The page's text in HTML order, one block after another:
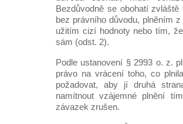
Bezdůvodně se obohatí
bez právního důvodu, plněním
užitím cizí hodnoty nebo tím,
sám (odst. 2).
Podle ustanovení § 2993 o. z.
právo na vrácení toho, co
požadovat, aby jí druhá
namítnout vzájemné plnění
závazek zrušen.